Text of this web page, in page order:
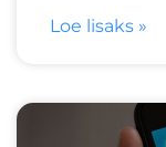
Loe lisaks »